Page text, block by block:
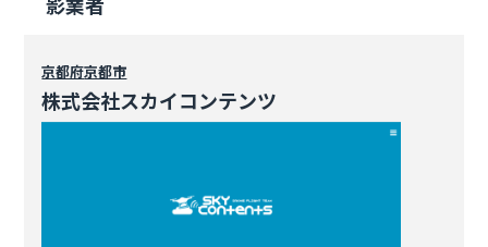
京都府京都市
株式会社スカイコンテンツ